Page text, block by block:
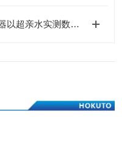
从“感觉干净”到数据印证：北斗仪器以超亲水实测数据赋能单硅晶片清洗工艺